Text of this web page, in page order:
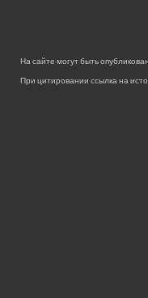
На сайте могут быть
При цитировании ссылка на